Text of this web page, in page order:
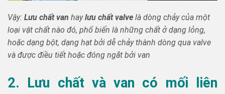
Vậy: Lưu chất van haylưu chất valve là dòng chảy của một
loại vật chất nào đó, phổ biến là những chất ở dạng lỏng,
hoặc dạng bột, dạng hạt bởi dễ chảy thành dòng qua valve
và được điều tiết hoặc đóng ngắt bởi van
2. Lưu chất và van có mối liên